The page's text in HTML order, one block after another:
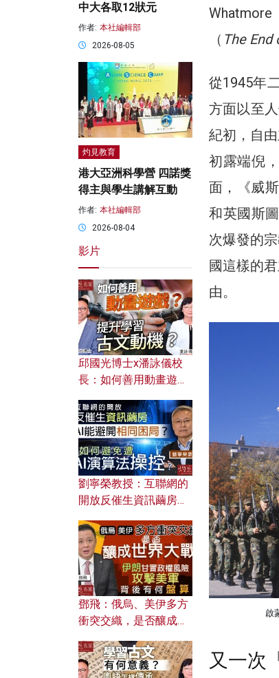
Whatmore
（ The
從1945年
方面以至
紀初，自
初露端倪
面，《威
和英國斯
次爆發的
國這樣的
由。
啟
又一次
中大各取12狀元
作者: 本社編輯部
2026-08-05
灼見教育
港大亞洲科學營 四諾獎
得主與學生講解互動
作者: 本社編輯部
2026-08-04
影片
邱國光博士x潘詠儀校
長：如何善用動畫遊戲
劉寧榮教授：互聯網的
開放反催生資訊繭房，
何避免遭AI演算法操
控？
鄧飛：俄烏、美伊多方
衝突交織，是否釀成世
風險攻擊美軍，背後有
何盤算？